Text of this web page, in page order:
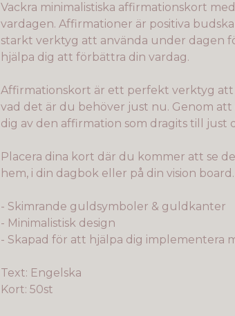
Vackra minimalistiska affirmationskort
vardagen. Affirmationer är positiva
starkt verktyg att använda under dagen
hjälpa dig att förbättra din vardag.
Affirmationskort är ett perfekt verktyg att
vad det är du behöver just nu. Genom
dig av den affirmation som dragits till just
Placera dina kort där du kommer att se
hem, i din dagbok eller på din vision board.
- Skimrande guldsymboler & guldkanter
- Minimalistisk design
- Skapad för att hjälpa dig implementera
Text: Engelska
Kort: 50st